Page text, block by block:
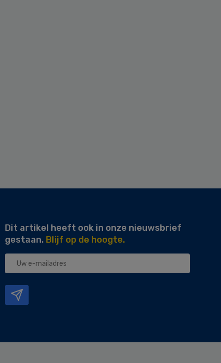
Dit artikel heeft ook in onze nieuwsbrief
gestaan. Blijf op de hoogte.
Uw